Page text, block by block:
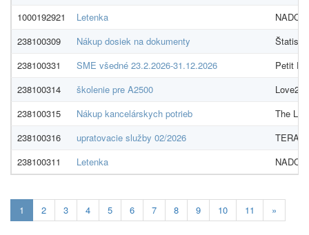
1000192921
Letenka
238100309
Nákup dosiek na dokumenty
238100331
SME všedné 23.2.2026-31.12.2026
Petit
238100314
školenie pre A2500
238100315
Nákup kancelárskych potrieb
The
238100316
upratovacie služby 02/2026
238100311
Letenka
1 Aktualna-
stranka
2 3 4 5 6 7 8 9 10 11 »